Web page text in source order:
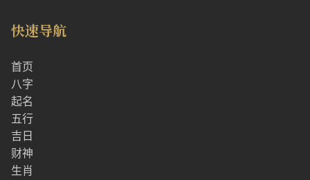
快速导航
首页
八字
起名
五行
吉日
财神
生肖